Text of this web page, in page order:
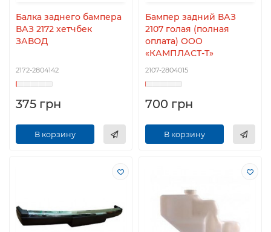
Балка заднего бампера
ВАЗ 2172 хетчбек
ЗАВОД
2172-2804142
375 грн
В корзину
Бампер задний ВАЗ
2107 голая (полная
оплата) ООО
«КАМПЛАСТ-Т»
2107-2804015
700 грн
В корзину